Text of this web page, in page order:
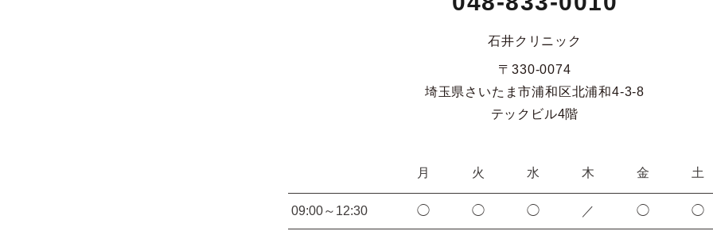
石井クリニック
〒330-0074
埼玉県さいたま市浦和区北浦和4-3-8
テックビル4階
月 火 水 木 金 土
09:00～12:30 ◯ ◯ ◯ ／ ◯ ◯